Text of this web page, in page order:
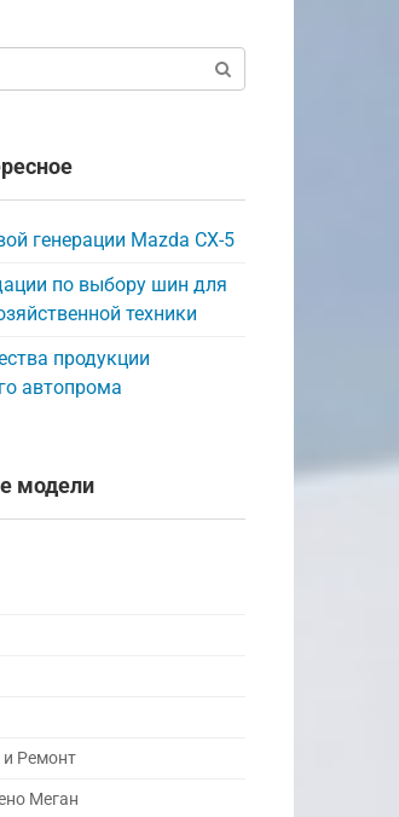
генерации Mazda CX-5
по выбору шин для
техники
продукции
автопрома
модели
и Ремонт
Меган